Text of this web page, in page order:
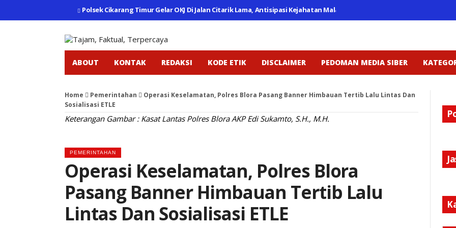
Polsek Cikarang Timur Gelar OKJ Di Jalan Citarik Lama, Antisipasi Kejahatan Malam Hari Personel Polsek
ABOUT KONTAK REDAKSI KODE ETIK DISCLAIMER PEDOMAN MEDIA SIBER
Home Pemerintahan
Operasi Keselamatan, Polres Blora Pasang Banner Himbauan Tertib Lalu Lintas Dan
Sosialisasi ETLE
Keterangan Gambar : Kasat Lantas Polres Blora AKP Edi Sukamto, S.H., M.H.
PEMERINTAHAN
Operasi Keselamatan, Polres Blora
Pasang Banner Himbauan Tertib Lalu
Lintas Dan Sosialisasi ETLE